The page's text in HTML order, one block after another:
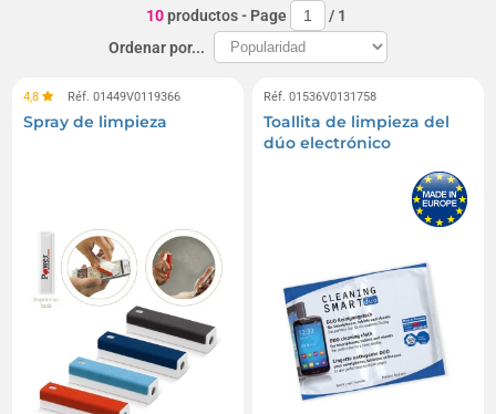
10productos- Page / 1
Ordenar por...
4,8 Réf. 01449V0119366
Spray de limpieza
Réf. 01536V0131758
Toallita de limpieza del
dúo electrónico